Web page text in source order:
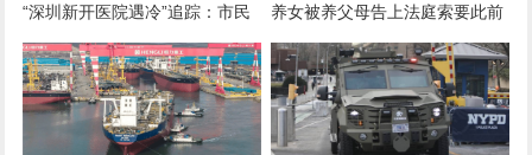
“深圳新开医院遇冷”追踪：市民
追问新华医院产科何时开
养女被养父母告上法庭索要此前
赠与的购房购车款400余万元 一
审法院驳回